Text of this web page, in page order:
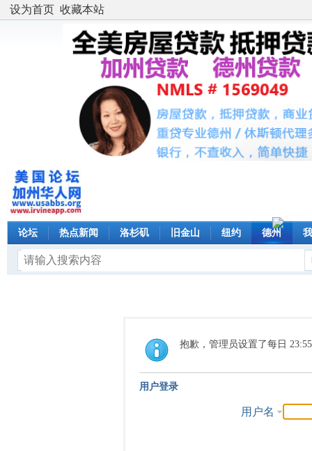
设为首页 收藏本站
论坛 热点新闻 洛杉矶 旧金山 纽约 德州
抱歉，管理员设置了每日
用户登录
用户名